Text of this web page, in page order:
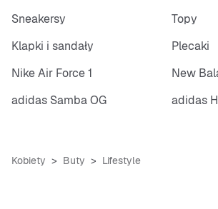
Sneakersy
Topy
Klapki i sandały
Plecaki
Nike Air Force 1
New
adidas Samba OG
adidas
Kobiety Buty Lifestyle